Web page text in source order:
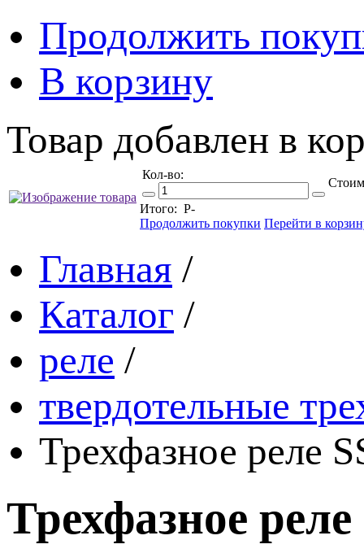
Продолжить
В корзину
Товар добавлен в
Кол-во:
Итого: Р-
Продолжить покупки Перейти в
Главная /
Каталог /
реле /
твердотельные
Трехфазное реле
Трехфазное